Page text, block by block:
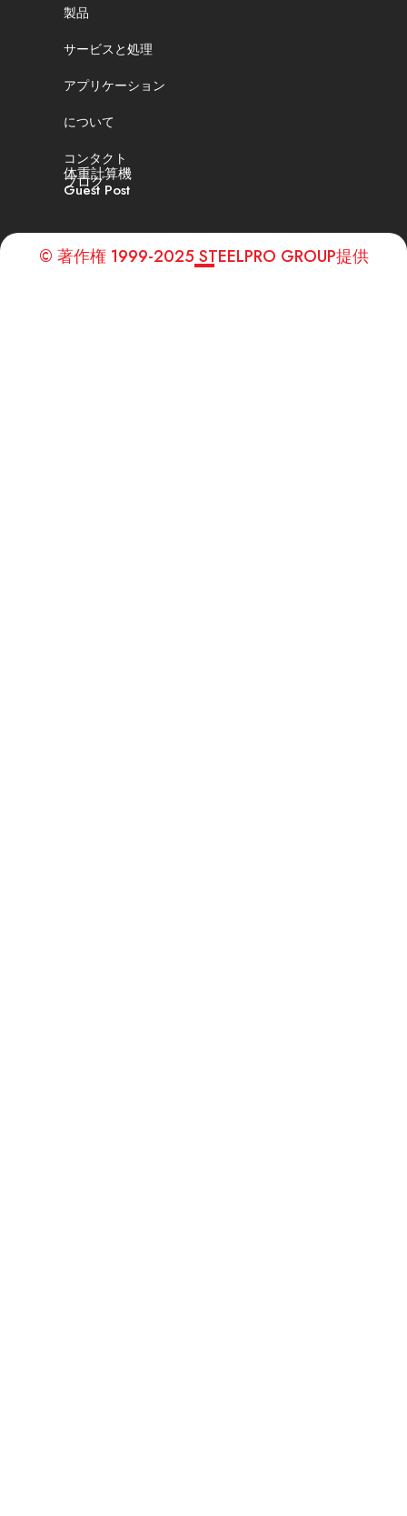
製品
サービスと処理
アプリケーション
について
コンタクト
体重計算機
ブログ
Guest Post
© 著作権 1999-2025 STEELPRO GROUP提供